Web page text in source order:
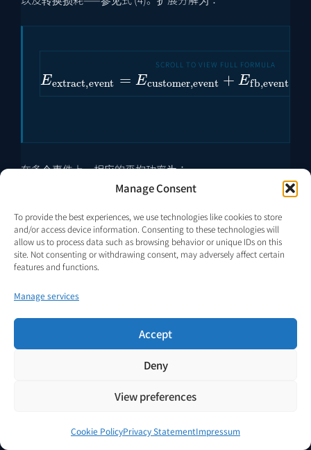
Manage Consent
To provide the best experiences, we use technologies like cookies to store
and/or access device information. Consenting to these technologies will
allow us to process data such as browsing behavior or unique IDs on this
site. Not consenting or withdrawing consent, may adversely affect certain
features and functions.
Manage services
Accept
Deny
View preferences
Cookie PolicyPrivacy StatementImpressum
Eextract event= customer,event+E fb
在多个事件上，相应的平均功率为：
Pextract=Eextract,event⋅f,Pfb=Efb,
在工况稳定后的准稳态条件下，边界级平衡 (3) 意味着：
boundary≈Pcustomer+P